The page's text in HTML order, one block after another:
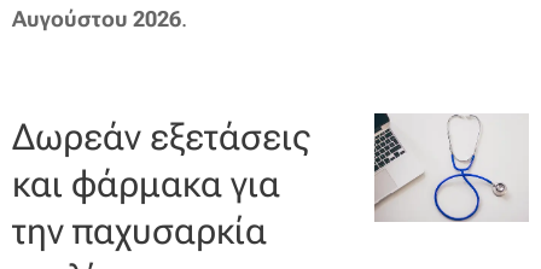
Αυγούστου 2026.
Δωρεάν εξετάσεις
και φάρμακα για
την παχυσαρκία